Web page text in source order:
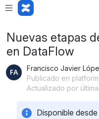
Nuevas etapas
en DataFlow
Francisco Javier
Publicado en
Actualizado por
Disponible desde